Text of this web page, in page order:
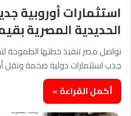
استثمارات أوروبية
الحديدية المصرية بقيمة 690 مليون
تواصل مصر تنفيذ خطتها الطموحة
جذب استثمارات دولية ضخمة ونقل
أكمل القراءة »